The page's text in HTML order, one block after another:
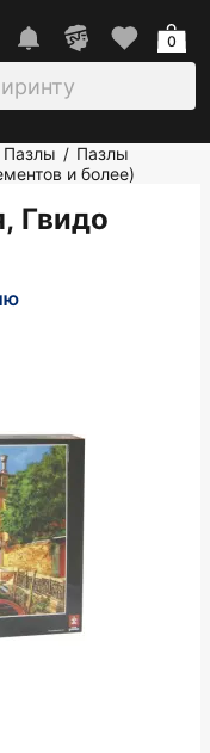
0
Пазлы / Пазлы
и более)
Гвидо